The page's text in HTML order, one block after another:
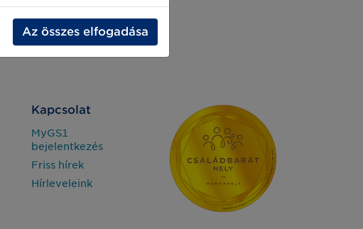
Kapcsolat
MyGS1
bejelentkezés
Friss hírek
Hírleveleink
Az összes elfogadása